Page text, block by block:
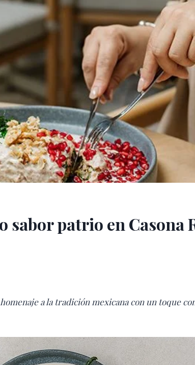
sabor patrio en Casona
a la tradición mexicana con un toque